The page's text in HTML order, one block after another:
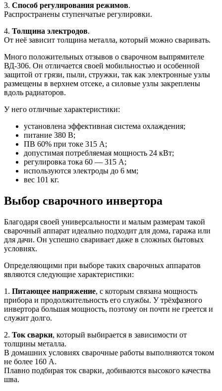
3. Способ регулирования режимов.
Распространены ступенчатые регулировки.
4. Толщина электродов.
От неё зависит толщина металла, который можно сваривать.
Много положительных отзывов о сварочном выпрямителе
ВД-306. Он отличается своей мобильностью и особенной
защитой от грязи, пыли, стружки, так как электронные узлы
размещены в верхнем отсеке, а силовые узлы закреплены
вдоль радиаторов.
У него отличные характеристики:
установлена эффективная система охлаждения;
питание 380 В;
ПВ 60% при токе 315 А;
допустимая потребляемая мощность 24 кВт;
регулировка тока 60 ― 315 А;
используются электроды до 6 мм;
вес 101 кг.
Выбор сварочного инвертора
Благодаря своей универсальности и малым размерам такой
сварочный аппарат идеально подходит для дома, гаража или
для дачи. Он успешно сваривает даже в сложных бытовых
условиях.
Определяющими при выборе таких сварочных аппаратов
являются следующие характеристики:
1. Питающее напряжение, с которым связана мощность
прибора и продолжительность его службы. У трёхфазного
инвертора большая мощность, поэтому он почти не греется и
служит долго.
2. Ток сварки, который выбирается в зависимости от
толщины металла.
В домашних условиях сварочные работы выполняются током
не более 160 А.
Плавно подбирая ток сварки, добиваются высокого качества
шва.